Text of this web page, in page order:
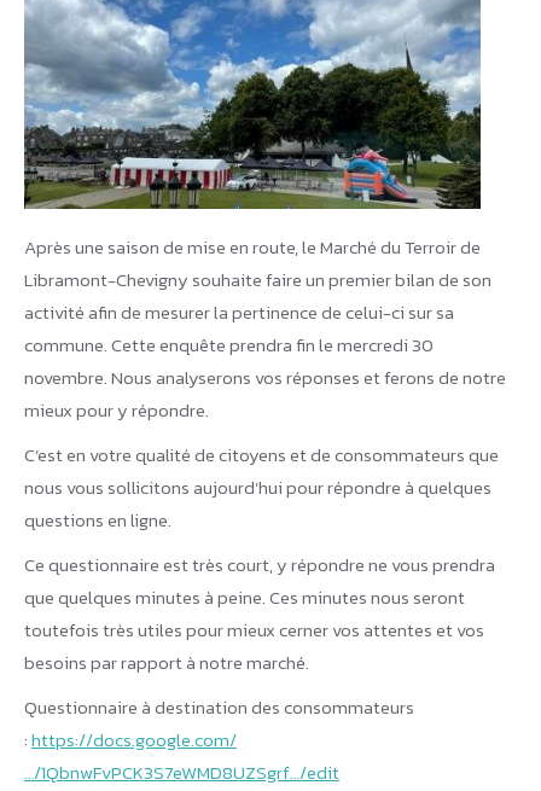
Après une saison de mise en route, le Marché du Terroir de
Libramont-Chevigny souhaite faire un premier bilan de son
activité afin de mesurer la pertinence de celui-ci sur sa
commune. Cette enquête prendra fin le mercredi 30
novembre. Nous analyserons vos réponses et ferons de notre
mieux pour y répondre.
C’est en votre qualité de citoyens et de consommateurs que
nous vous sollicitons aujourd’hui pour répondre à quelques
questions en ligne.
Ce questionnaire est très court, y répondre ne vous prendra
que quelques minutes à peine. Ces minutes nous seront
toutefois très utiles pour mieux cerner vos attentes et vos
besoins par rapport à notre marché.
Questionnaire à destination des consommateurs
:https://docs.google.com/
…/1QbnwFvPCK3S7eWMD8UZSgrf…/edit